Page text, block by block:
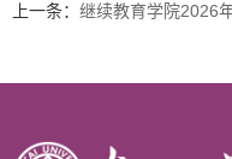
上一条： 继续教育学院2026